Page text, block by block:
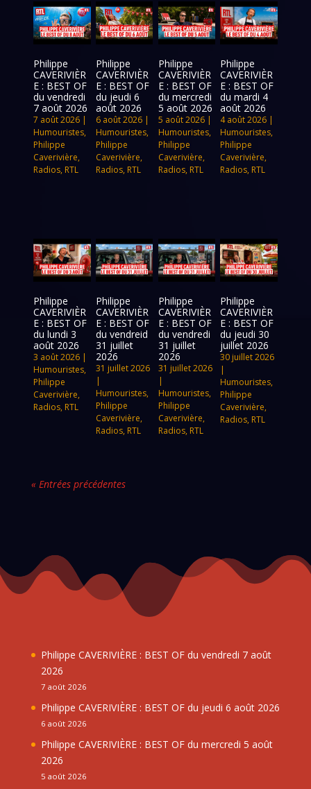
Philippe
CAVERIVIÈR
E : BEST OF
du vendredi
7 août 2026
7 août 2026 |
Humouristes,
Philippe
Caverivière,
Radios, RTL
Philippe
CAVERIVIÈR
E : BEST OF
du jeudi 6
août 2026
6 août 2026|
Humouristes,
Philippe
Caverivière,
Radios, RTL
Philippe
CAVERIVIÈR
E : BEST OF
du mercredi
5 août 2026
5 août 2026|
Humouristes,
Philippe
Caverivière,
Radios, RTL
Philippe
CAVERIVIÈR
E : BEST OF
du mardi 4
août 2026
4 août 2026 |
Humouristes,
Philippe
Caverivière,
Radios, RTL
Philippe
CAVERIVIÈR
E : BEST OF
du lundi 3
août 2026
3 août 2026 |
Humouristes,
Philippe
Caverivière,
Radios, RTL
Philippe
CAVERIVIÈR
E : BEST OF
du vendreid
31 juillet
2026
31 juillet 2026
|
Humouristes,
Philippe
Caverivière,
Radios, RTL
Philippe
CAVERIVIÈR
E : BEST OF
du vendredi
31 juillet
2026
31 juillet 2026
|
Humouristes,
Philippe
Caverivière,
Radios, RTL
Philippe
CAVERIVIÈR
E : BEST OF
du jeudi 30
juillet 2026
30 juillet 2026
|
Humouristes,
Philippe
Caverivière,
Radios, RTL
« Entrées précédentes
Philippe CAVERIVIÈRE : BEST OF du vendredi 7 août
2026
7 août 2026
Philippe CAVERIVIÈRE : BEST OF du jeudi 6 août 2026
6 août 2026
Philippe CAVERIVIÈRE : BEST OF du mercredi 5 août
2026
5 août 2026